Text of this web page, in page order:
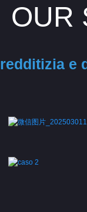
OUR
redditizia e